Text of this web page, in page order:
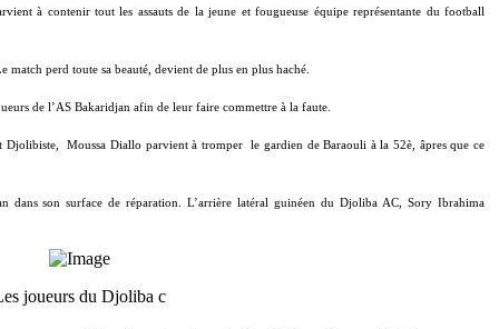
à contenir tout les assauts de la jeune et fougueuse équipe représentante du football
perd toute sa beauté, devient de plus en plus haché.
de l’AS Bakaridjan afin de leur faire commettre à la faute.
Djolibiste, Moussa Diallo parvient à tromper le gardien de Baraouli à la 52è, âpres que ce
dans son surface de réparation. L’arrière latéral guinéen du Djoliba AC, Sory Ibrahima
joueurs du Djoliba c